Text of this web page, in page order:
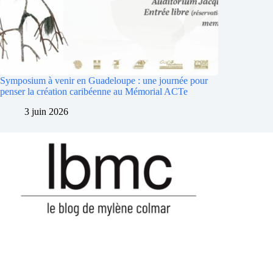
Symposium à venir en Guadeloupe : une journée pour
penser la création caribéenne au Mémorial ACTe
3 juin 2026